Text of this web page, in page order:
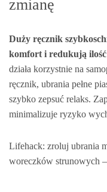
zmianę
Duży ręcznik
komfort i redukują
działa korzystnie na
ręcznik, ubrania pełne
szybko zepsuć relaks.
minimalizuje ryzyko
Lifehack: zroluj ubrania
woreczków strunowych